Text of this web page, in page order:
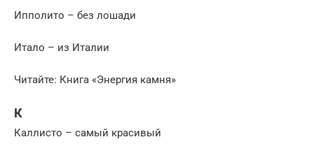
Ипполито – без лошади
Итало – из Италии
Читайте: Книга «Энергия камня»
К
Каллисто – самый красивый